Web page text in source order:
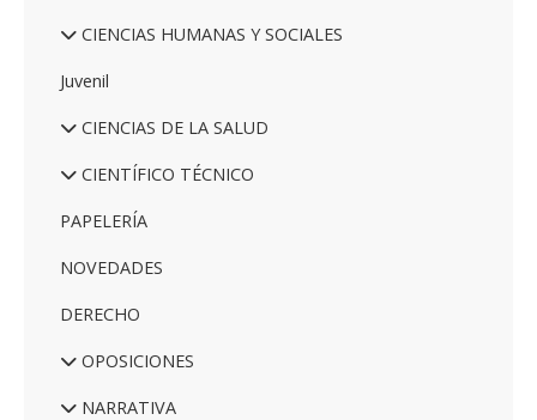
CIENCIAS HUMANAS Y SOCIALES
Juvenil
CIENCIAS DE LA SALUD
CIENTÍFICO TÉCNICO
PAPELERÍA
NOVEDADES
DERECHO
OPOSICIONES
NARRATIVA